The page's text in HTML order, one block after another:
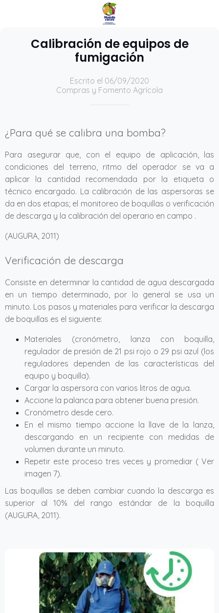
Calibración de equipos de
fumigación
Escrito el 06/09/2020
Compras y Fomento Agrícola
¿Para qué se calibra una bomba?
Para asegurar que, con el equipo de aplicación, las
condiciones del terreno, ritmo del operador se va a
aplicar la cantidad recomendada por la etiqueta o
técnico encargado. La calibración de las aspersoras se
da en dos etapas; el monitoreo de boquillas o verificación
de descarga y la calibración del operario en campo .
(AUGURA, 2011)
Verificación de descarga
Consiste en determinar la cantidad de agua descargada
en un tiempo determinado, por lo general se usa un
minuto. Los pasos y materiales para verificar la descarga
de boquillas es el siguiente:
Materiales (cronómetro, lanza con boquilla,
regulador de presión de 21 psi rojo o 29 psi azul (los
reguladores dependen de las características del
equipo y boquilla).
Cargar la aspersora con varios litros de agua.
Accione la palanca para obtener buena presión.
Cronómetro desde cero.
En el mismo tiempo accione la llave de la lanza,
descargando en un recipiente con medidas de
volumen durante un minuto.
Repetir este proceso tres veces y promediar ( Ver
imagen 7).
Las boquillas se deben cambiar cuando la descarga es
superior al 10% del rango estándar de la boquilla
(AUGURA, 2011).